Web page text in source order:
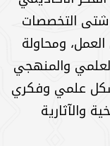
شتى التخصصات
ومحاولة
والمنهجي
علمي وفكري
والآثارية